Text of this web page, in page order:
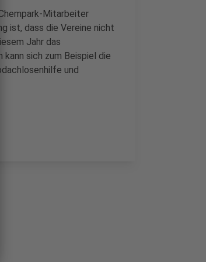
Mitarbeiter
ist, dass die Vereine nicht
Jahr das
kann sich zum Beispiel die
und